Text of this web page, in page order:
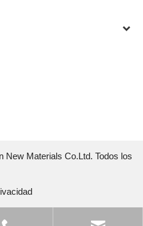
New Materials Co.Ltd. Todos los